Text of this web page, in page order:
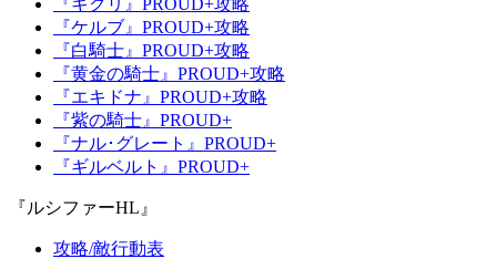
『キクリ』PROUD+攻略
『ケルブ』PROUD+攻略
『白騎士』PROUD+攻略
『黄金の騎士』PROUD+攻略
『エキドナ』PROUD+攻略
『紫の騎士』PROUD+
『ナル･グレート』PROUD+
『ギルベルト』PROUD+
『ルシファーHL』
攻略/敵行動表